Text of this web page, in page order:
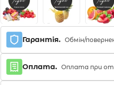
Гарантія. Обмін/
Оплата. Оплата при